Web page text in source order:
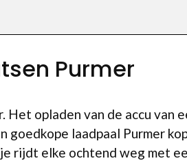
Purmer
opladen van de accu van
goedkope laadpaal Purmer
rijdt elke ochtend weg met